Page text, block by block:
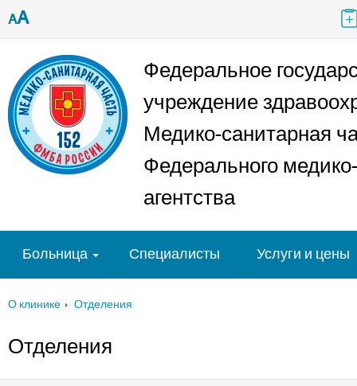
AA
Федеральное
учреждение
Медико-санитарная
Федерального
агентства
Больница Специалисты Услуги и цены
О клинике Отделения
Отделения